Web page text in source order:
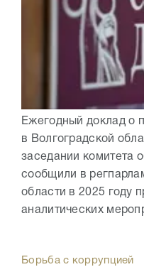
Ежегодный доклад о
в Волгоградской
заседании комитета
сообщили в
области в 2025 году
аналитических
Борьба с коррупцией